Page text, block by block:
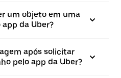
um objeto em uma
da Uber?
após solicitar
pelo app da Uber?